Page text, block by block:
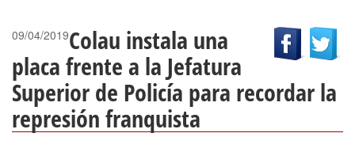
09/04/2019Colau instala una
placa frente a la Jefatura
Superior de Policía para recordar la
represión franquista